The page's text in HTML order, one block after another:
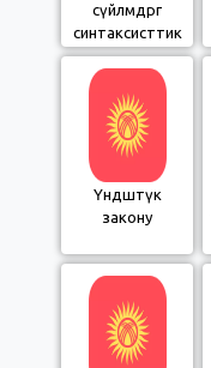
сүйлөмдөргө
синтаксисттик
талдоо
Үндөштүк
закону